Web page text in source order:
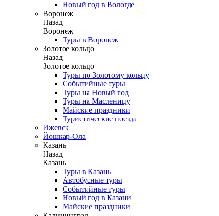
Новый год в Вологде
Воронеж
Назад
Воронеж
Туры в Воронеж
Золотое кольцо
Назад
Золотое кольцо
Туры по Золотому кольцу
Событийные туры
Туры на Новый год
Туры на Масленицу
Майские праздники
Туристические поезда
Ижевск
Йошкар-Ола
Казань
Назад
Казань
Туры в Казань
Автобусные туры
Событийные туры
Новый год в Казани
Майские праздники